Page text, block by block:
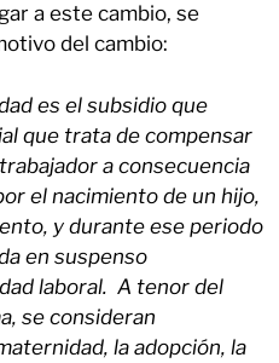
a este cambio, se
del cambio:
es el subsidio que
que trata de compensar
a consecuencia
el nacimiento de un hijo,
y durante ese periodo
en suspenso
laboral. A tenor del
se consideran
la adopción, la